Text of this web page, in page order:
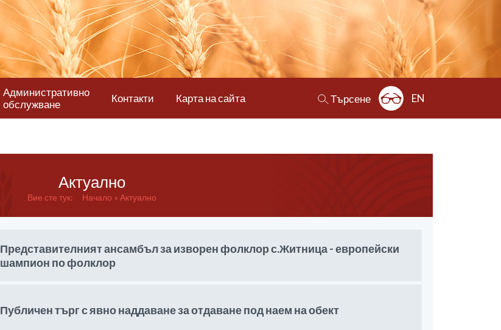
Административно
обслужване
Контакти Карта на сайта Търсене EN
Актуално
Вие сте тук: Начало Актуално
Представителният ансамбъл за изворен фолклор с.Житница - европейски
шампион по фолклор
Публичен търг с явно наддаване за отдаване под наем на обект